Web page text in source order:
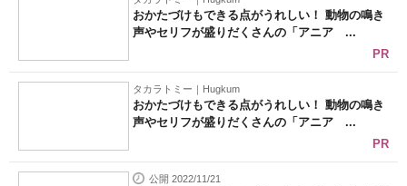
おかたづけもできる点がうれしい！ 動物の鳴き
声やセリフが盛りだくさんの「アニア ...
PR
タカラトミー｜Hugkum
おかたづけもできる点がうれしい！ 動物の鳴き
声やセリフが盛りだくさんの「アニア ...
PR
公開 2022/11/21